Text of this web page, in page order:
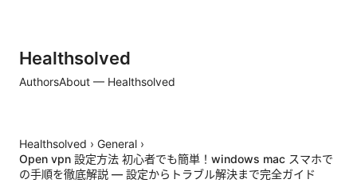
Healthsolved
AuthorsAbout — Healthsolved
Healthsolved › General ›
Open vpn 設定方法 初心者でも簡単！windows mac スマホで
の手順を徹底解説 — 設定からトラブル解決まで完全ガイド